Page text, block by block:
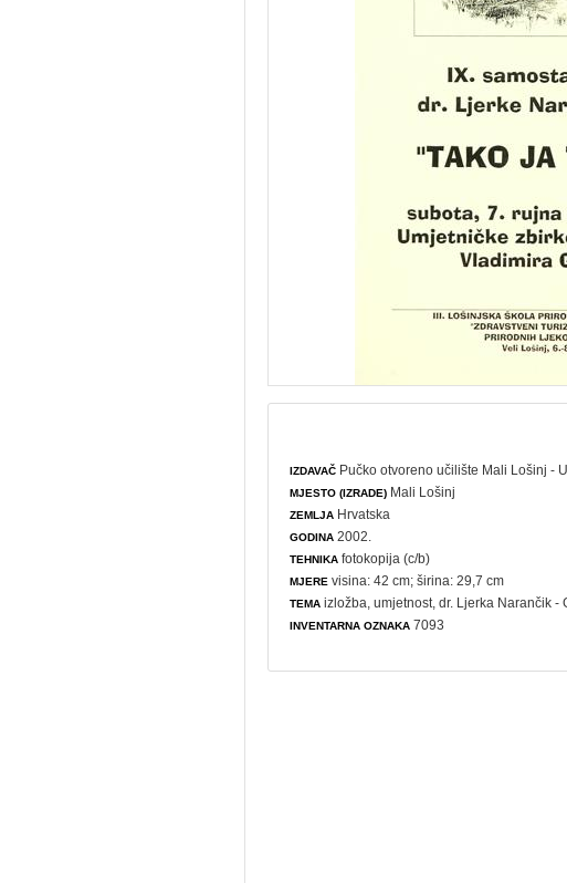
IZDAVAČ Pučko otvoreno učilište Mali Lošinj -
MJESTO (IZRADE) Mali Lošinj
ZEMLJA Hrvatska
GODINA 2002.
TEHNIKA fotokopija (c/b)
MJERE visina: 42 cm; širina: 29,7 cm
TEMA izložba ,umjetnost , dr. Ljerka Narančik -
INVENTARNA OZNAKA 7093